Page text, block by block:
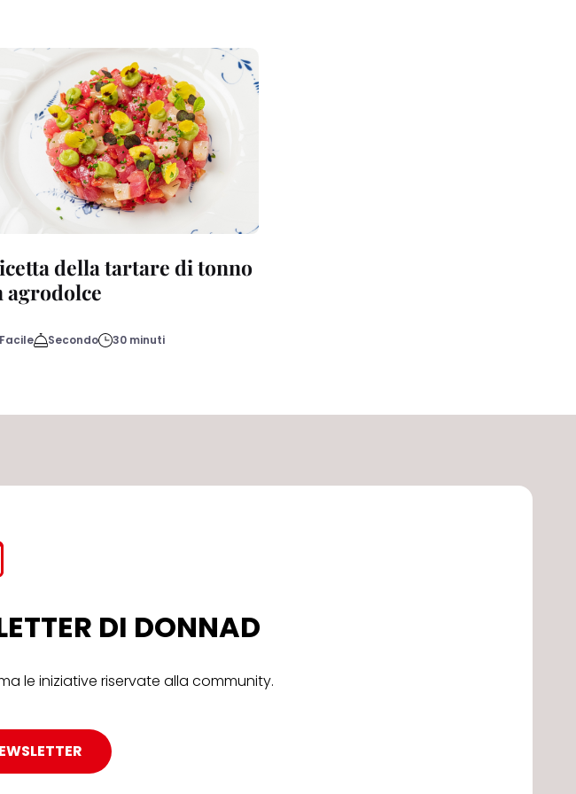
della tartare di tonno
agrodolce
Facile Secondo 30 minuti
DI DONNAD
le iniziative riservate alla community.